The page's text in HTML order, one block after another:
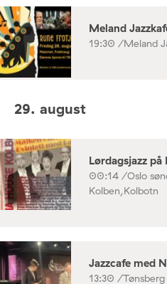
Meland
19:30 /Meland
29. august
Lørdagsjazz på
00:14 /Oslo
Kolben,Kolbotn
Jazzcafe med
13:30 /